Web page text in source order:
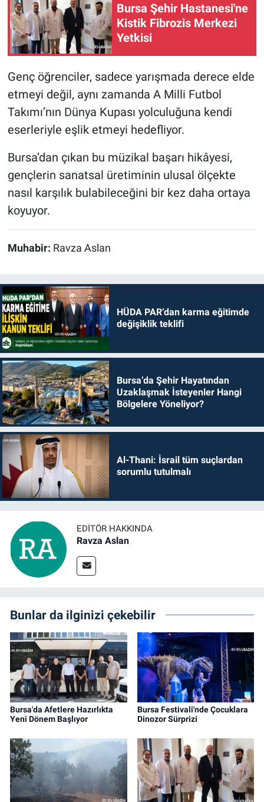
Bursa Şehir Hastanesi'ne
Kistik Fibrozis Merkezi
Yetkisi
Genç öğrenciler, sadece yarışmada derece elde
etmeyi değil, aynı zamanda A Milli Futbol
Takımı’nın Dünya Kupası yolculuğuna kendi
eserleriyle eşlik etmeyi hedefliyor.
Bursa’dan çıkan bu müzikal başarı hikâyesi,
gençlerin sanatsal üretiminin ulusal ölçekte
nasıl karşılık bulabileceğini bir kez daha ortaya
koyuyor.
Muhabir: Ravza Aslan
HÜDA PAR’dan karma eğitimde
değişiklik teklifi
Bursa’da Şehir Hayatından
Uzaklaşmak İsteyenler Hangi
Bölgelere Yöneliyor?
Al-Thani: İsrail tüm suçlardan
sorumlu tutulmalı
EDITÖR HAKKINDA
Ravza Aslan
Bunlar da ilginizi çekebilir
Bursa'da Afetlere Hazırlıkta
Yeni Dönem Başlıyor
Bursa Festivali'nde Çocuklara
Dinozor Sürprizi